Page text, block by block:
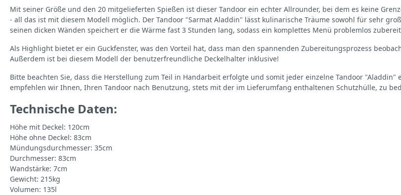
Mit seiner Größe und den 20 mitgelieferten Spießen ist dieser Tandoor ein echter Allrounder, bei dem es keine
- all das ist mit diesem Modell möglich. Der Tandoor "Sarmat Aladdin" lässt kulinarische Träume sowohl für sehr
seinen dicken Wänden speichert er die Wärme fast 3 Stunden lang, sodass ein komplettes Menü problemlos
Als Highlight bietet er ein Guckfenster, was den Vorteil hat, dass man den spannenden Zubereitungsprozess
Außerdem ist bei diesem Modell der benutzerfreundliche Deckelhalter inklusive!
Bitte beachten Sie, dass die Herstellung zum Teil in Handarbeit erfolgte und somit jeder einzelne Tandoor
empfehlen wir Ihnen, Ihren Tandoor nach Benutzung, stets mit der im Lieferumfang enthaltenen Schutzhülle, zu
Technische Daten:
Höhe mit Deckel: 120cm
Höhe ohne Deckel: 83cm
Mündungsdurchmesser: 35cm
Durchmesser: 83cm
Wandstärke: 7cm
Gewicht: 215kg
Volumen: 135l